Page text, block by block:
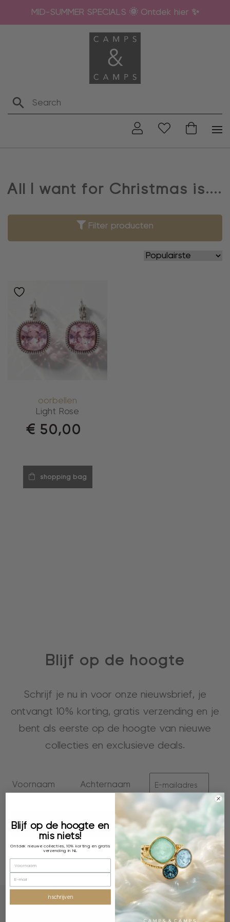
MID-SUMMER SPECIALS 🌞 Ontdek hier ✨
All I want for Christmas is....
Filter producten
oorbellen
Light Rose
€ 50,00
shopping bag
Blijf op de hoogte
Schrijf je nu in voor onze nieuwsbrief, je
ontvangt 10% korting, gratis verzending en je
bent als eerste op de hoogte van nieuwe
collecties en exclusieve deals.
inschrijven
Blijf op de hoogte en
mis niets!
Ontdek nieuwe collecties, 10% korting en gratis
verzending in NL
inschrijven